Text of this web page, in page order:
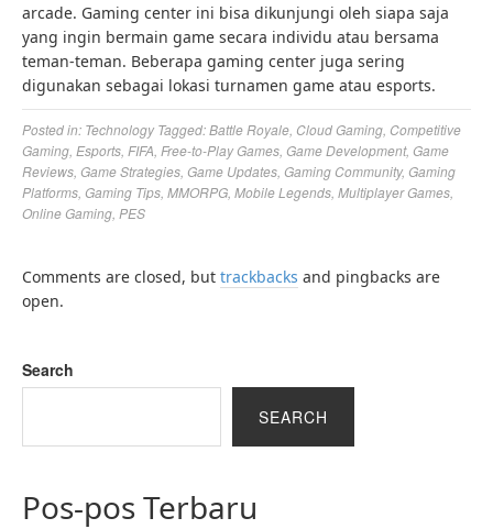
arcade. Gaming center ini bisa dikunjungi oleh siapa saja
yang ingin bermain game secara individu atau bersama
teman-teman. Beberapa gaming center juga sering
digunakan sebagai lokasi turnamen game atau esports.
Posted in: Technology Tagged:Battle Royale Cloud Gaming Competitive
Gaming Esports FIFA Free-to-Play Games Game Development, Game
Reviews Game Strategies Game Updates Gaming Community, Gaming
Platforms Gaming Tips MMORPG Mobile Legends Multiplayer Games
Online Gaming PES
Comments are closed, but trackbacks and pingbacks are
open.
Search
SEARCH
Pos-pos Terbaru